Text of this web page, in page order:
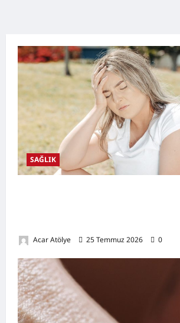
SAĞLIK
Acar Atölye 25 Temmuz 2026 0